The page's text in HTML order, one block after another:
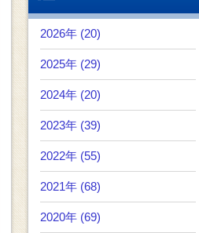
2026年 (20)
2025年 (29)
2024年 (20)
2023年 (39)
2022年 (55)
2021年 (68)
2020年 (69)